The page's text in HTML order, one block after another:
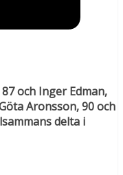
och Inger Edman,
Aronsson, 90 och
delta i